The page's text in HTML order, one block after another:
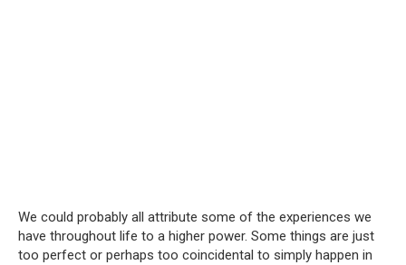
We could probably all attribute some of the experiences we
have throughout life to a higher power. Some things are just
too perfect or perhaps too coincidental to simply happen in